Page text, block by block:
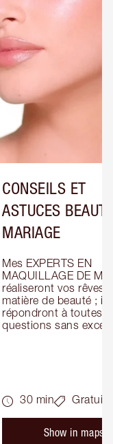
CONSEILS ET
ASTUCES
MARIAGE
Mes EXPERTS EN
MAQUILLAGE DE
réaliseront vos rêves
matière de beauté ; ils
répondront à toutes
questions sans
30 min Gratuit
Show in maps